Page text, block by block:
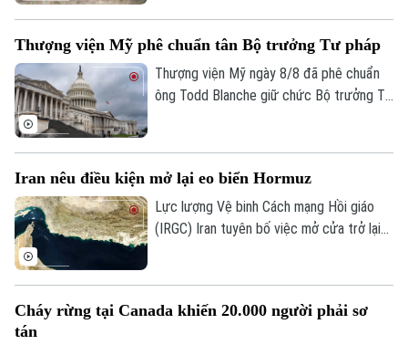
Chuyên mục
Thời sự
Hà Nội
Chính trị
Xã hội
Hà Nội
Người Hà Nội
Thế giới
Tin tức
Kinh tế
lên tới 40°C ở nhiều nơi.
Thượng viện Mỹ phê chuẩn tân Bộ trưởng Tư pháp
Thượng viện Mỹ ngày 8/8 đã phê chuẩn
ông Todd Blanche giữ chức Bộ trưởng Tư
Donald Trump.
Iran nêu điều kiện mở lại eo biển Hormuz
Lực lượng Vệ binh Cách mạng Hồi giáo
(IRGC) Iran tuyên bố việc mở cửa trở lại
đến các cuộc đàm phán với Oman.
Cháy rừng tại Canada khiến 20.000 người phải sơ
tán